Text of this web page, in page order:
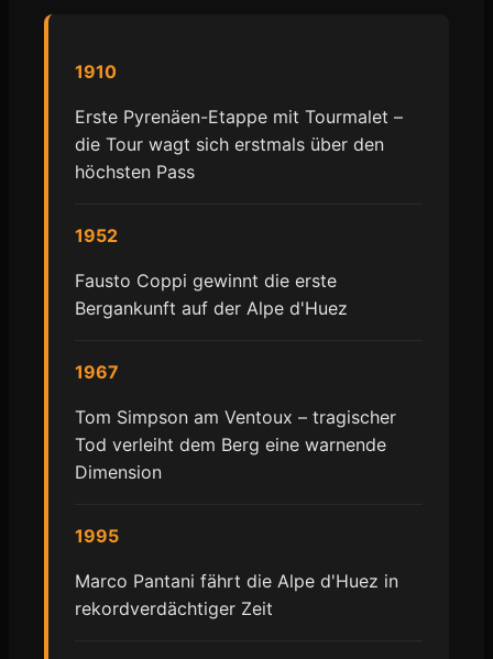
1910
Erste Pyrenäen-Etappe mit Tourmalet –
die Tour wagt sich erstmals über den
höchsten Pass
1952
Fausto Coppi gewinnt die erste
Bergankunft auf der Alpe d'Huez
1967
Tom Simpson am Ventoux – tragischer
Tod verleiht dem Berg eine warnende
Dimension
1995
Marco Pantani fährt die Alpe d'Huez in
rekordverdächtiger Zeit